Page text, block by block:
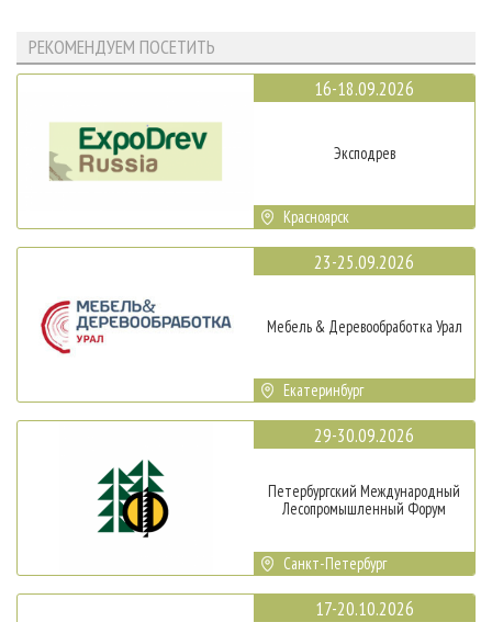
РЕКОМЕНДУЕМ ПОСЕТИТЬ
16-18.09.2026
Эксподрев
Красноярск
23-25.09.2026
Мебель & Деревообработка Урал
Екатеринбург
29-30.09.2026
Петербургский Международный
Лесопромышленный Форум
Санкт-Петербург
17-20.10.2026